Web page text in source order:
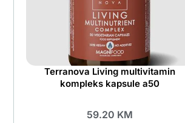
Terranova Living multivitamin
kompleks kapsule a50
59.20 KM